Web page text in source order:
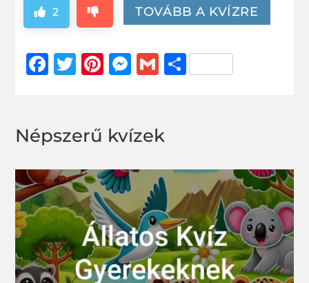
2 TOVÁBB A KVÍZRE
Facebook
Twitter
Pinterest
Messenger
GmailOssza
Népszerű kvízek